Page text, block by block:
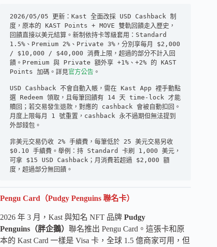
2026/05/05 更新：Kast 全面改採 USD Cashback 制
度，原本的 KAST Points + MOVE 雙軌回饋走入歷史，
回饋直接以美元結算。新制依持卡等級套用：Standard
1.5%、Premium 2%、Private 3%，分別享每月 $2,000
/ $10,000 / $40,000 消費上限，超過的部分不計入回
饋。Premium 與 Private 額外享 +1%、+2% 的 KAST
Points 加碼。詳見 官方公告 。
USD Cashback 不會自動入帳，需在 Kast App 裡手動點
選 Redeem 領取，且每筆回饋有 14 天 time-lock 才能
贖回；若交易發生退款，對應的 cashback 會被自動扣回。
月度上限每月 1 號重置，cashback 永不過期但無法提到
外部錢包。
非美元交易仍收 2% 手續費，每筆低於 25 美元交易另收
$0.10 手續費。舉例：持 Standard 卡刷 1,000 美元，
可拿 $15 USD Cashback；月消費若超過 $2,000 額
度，超過部分無回饋。
Pengu Card（Pudgy Penguins 聯名卡）
2026 年 3 月，Kast 與知名 NFT 品牌 Pudgy
Penguins（胖企鵝） 聯名推出 Pengu Card。這張卡和原
本的 Kast Card 一樣是 Visa 卡，全球 1.5 億商家可用，但